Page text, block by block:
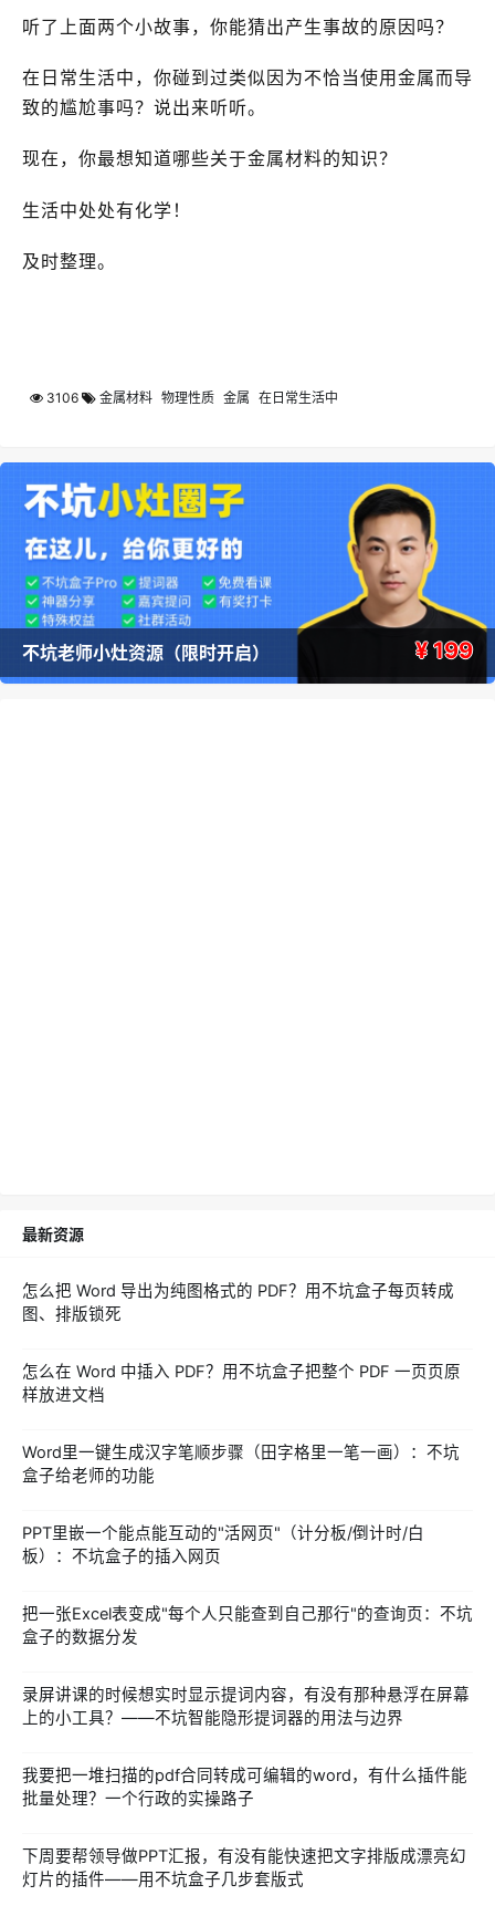
听了上面两个小故事，你能猜出产生事故的原因吗？
在日常生活中，你碰到过类似因为不恰当使用金属而导
致的尴尬事吗？说出来听听。
现在，你最想知道哪些关于金属材料的知识？
生活中处处有化学！
及时整理。
3106 金属材料 物理性质 金属 在日常生活中
不坑老师小灶资源（限时开启） ¥ 199
最新资源
怎么把 Word 导出为纯图格式的 PDF？用不坑盒子每页转成
图、排版锁死
怎么在 Word 中插入 PDF？用不坑盒子把整个 PDF 一页页原
样放进文档
Word里一键生成汉字笔顺步骤（田字格里一笔一画）：不坑
盒子给老师的功能
PPT里嵌一个能点能互动的"活网页"（计分板/倒计时/白
板）：不坑盒子的插入网页
把一张Excel表变成"每个人只能查到自己那行"的查询页：不坑
盒子的数据分发
录屏讲课的时候想实时显示提词内容，有没有那种悬浮在屏幕
上的小工具？——不坑智能隐形提词器的用法与边界
我要把一堆扫描的pdf合同转成可编辑的word，有什么插件能
批量处理？一个行政的实操路子
下周要帮领导做PPT汇报，有没有能快速把文字排版成漂亮幻
灯片的插件——用不坑盒子几步套版式